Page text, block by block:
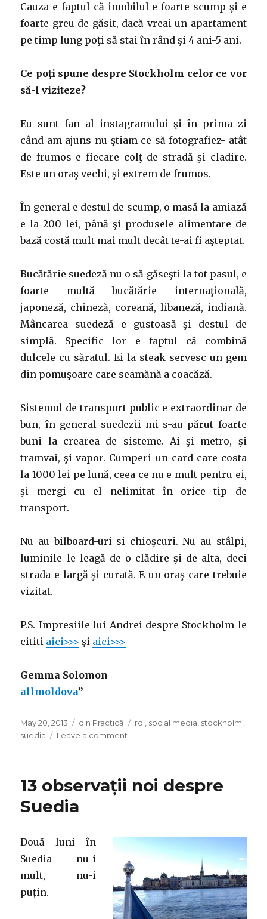
Cauza e faptul că imobilul e foarte scump şi e
foarte greu de găsit, dacă vreai un apartament
pe timp lung poţi să stai în rând şi 4 ani-5 ani.
Ce poţi spune despre Stockholm celor ce vor
să-l viziteze?
Eu sunt fan al instagramului şi în prima zi
când am ajuns nu ştiam ce să fotografiez- atât
de frumos e fiecare colţ de stradă şi cladire.
Este un oraş vechi, şi extrem de frumos.
În general e destul de scump, o masă la amiază
e la 200 lei, până şi produsele alimentare de
bază costă mult mai mult decât te-ai fi aşteptat.
Bucătărie suedeză nu o să găseşti la tot pasul, e
foarte multă bucătărie internaţională,
japoneză, chineză, coreană, libaneză, indiană.
Mâncarea suedeză e gustoasă şi destul de
simplă. Specific lor e faptul că combină
dulcele cu săratul. Ei la steak servesc un gem
din pomuşoare care seamănă a coacăză.
Sistemul de transport public e extraordinar de
bun, în general suedezii mi s-au părut foarte
buni la crearea de sisteme. Ai şi metro, şi
tramvai, şi vapor. Cumperi un card care costa
la 1000 lei pe lună, ceea ce nu e mult pentru ei,
şi mergi cu el nelimitat în orice tip de
transport.
Nu au bilboard-uri si chioşcuri. Nu au stâlpi,
luminile le leagă de o clădire şi de alta, deci
strada e largă şi curată. E un oraş care trebuie
vizitat.
P.S. Impresiile lui Andrei despre Stockholm le
cititi aici>>> şi aici>>>
Gemma Solomon
allmoldova”
Posted
on
May 20, 2013 Categories
din Practică Tags
roi social media stockholm
suedia
Leave a comment
Stockholm
13 observații noi despre
Suedia
Două luni în
Suedia nu-i
mult, nu-i
puțin.